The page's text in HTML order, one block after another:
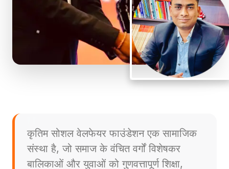
कृतिम सोशल वेलफेयर फाउंडेशन एक सामाजिक
संस्था है, जो समाज के वंचित वर्गों विशेषकर
बालिकाओं और युवाओं को गुणवत्तापूर्ण शिक्षा,